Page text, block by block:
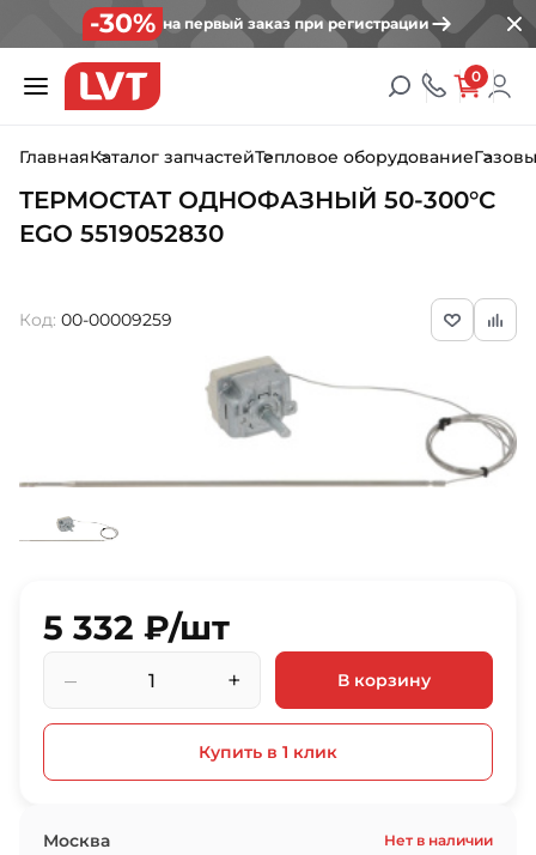
-30% на первый заказ при регистрации
0
ГлавнаяКаталог запчастейТепловое оборудование
ТЕРМОСТАТ ОДНОФАЗНЫЙ 50-300°C
EGO 5519052830
Код: 00-00009259
5 332 ₽/шт
– + В корзину
Купить в 1 клик
Москва Нет в наличии